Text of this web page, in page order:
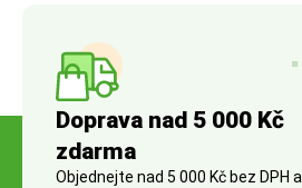
Doprava nad 5 000 Kč
zdarma
Objednejte nad 5 000 Kč bez DPH a